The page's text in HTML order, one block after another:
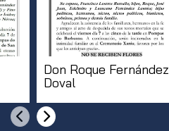
Don Roque Fernández
Doval
AnteriorSiguiente